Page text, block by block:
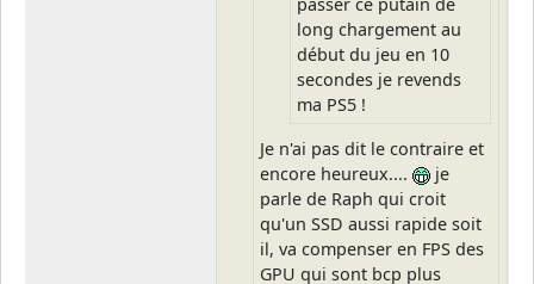
long chargement au
début du jeu en 10
secondes je revends
ma PS5 !
Je n'ai pas dit le contraire et
encore heureux....
je
parle de Raph qui croit
qu'un SSD aussi rapide soit
il, va compenser en FPS des
GPU qui sont bcp plus